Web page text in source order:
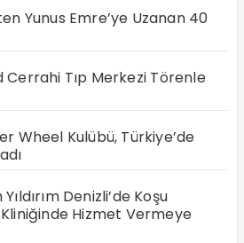
Yunus Emre’ye Uzanan 40
Cerrahi Tıp Merkezi Törenle
Wheel Kulübü, Türkiye’de
Denizli’de Koşu
Hizmet Vermeye